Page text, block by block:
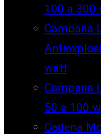
100 a 300
Campana
watt
Campana
50 a 100
Cadena